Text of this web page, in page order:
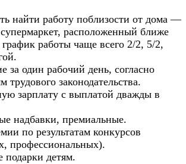
найти работу поблизости от дома —
расположенный ближе
работы чаще всего 2/2, 5/2,
за один рабочий день, согласно
трудового законодательства.
зарплату с выплатой дважды в
надбавки, премиальные.
по результатам конкурсов
профессиональных).
подарки детям.